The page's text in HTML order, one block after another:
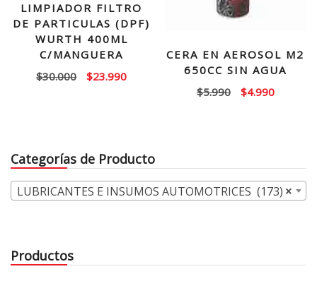
LIMPIADOR FILTRO
DE PARTICULAS (DPF)
WURTH 400ML
C/MANGUERA
$30.000
El
$23.990El
CERA EN AEROSOL M2
650CC SIN AGUA
$5.990
El
$4.990El
Categorías de Producto
×
LUBRICANTES E INSUMOS AUTOMOTRICES (173)
Productos